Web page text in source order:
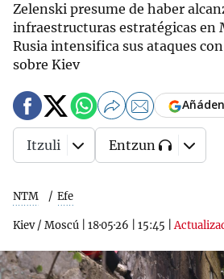
Zelenski presume de haber
infraestructuras estratégicas en
Rusia intensifica sus ataques
sobre Kiev
NTM Efe
Kiev / Moscú 18·05·26 15:45 |
Itzuli Entzun